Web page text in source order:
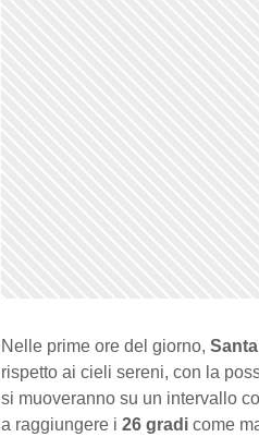
Nelle prime ore del giorno,
rispetto ai cieli sereni, con la
si muoveranno su un intervallo
a raggiungere i 26 gradi come